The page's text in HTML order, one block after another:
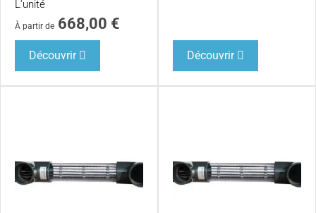
L'unité
À partir de 668,00 €
Découvrir Découvrir